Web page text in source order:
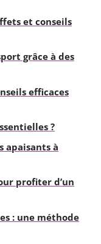
et conseils
grâce à des
efficaces
?
apaisants à
profiter d’un
: une méthode